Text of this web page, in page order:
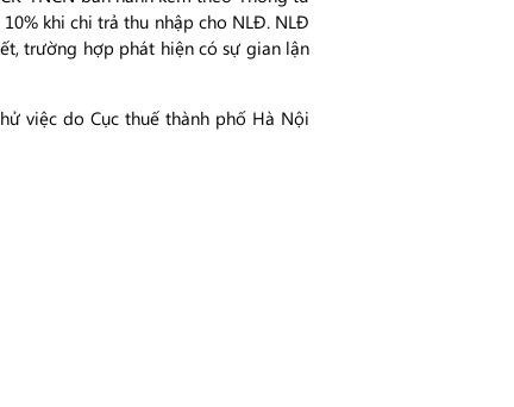
khi chi trả thu nhập cho NLĐ. NLĐ
trường hợp phát hiện có sự gian lận
việc do Cục thuế thành phố Hà Nội